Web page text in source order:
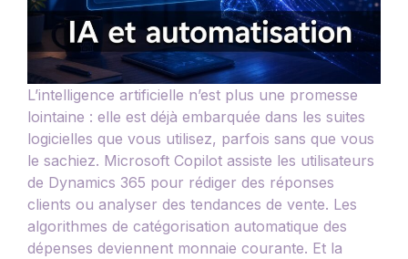
L’intelligence artificielle n’est plus une promesse
lointaine : elle est déjà embarquée dans les suites
logicielles que vous utilisez, parfois sans que vous
le sachiez. Microsoft Copilot assiste les utilisateurs
de Dynamics 365 pour rédiger des réponses
clients ou analyser des tendances de vente. Les
algorithmes de catégorisation automatique des
dépenses deviennent monnaie courante. Et la